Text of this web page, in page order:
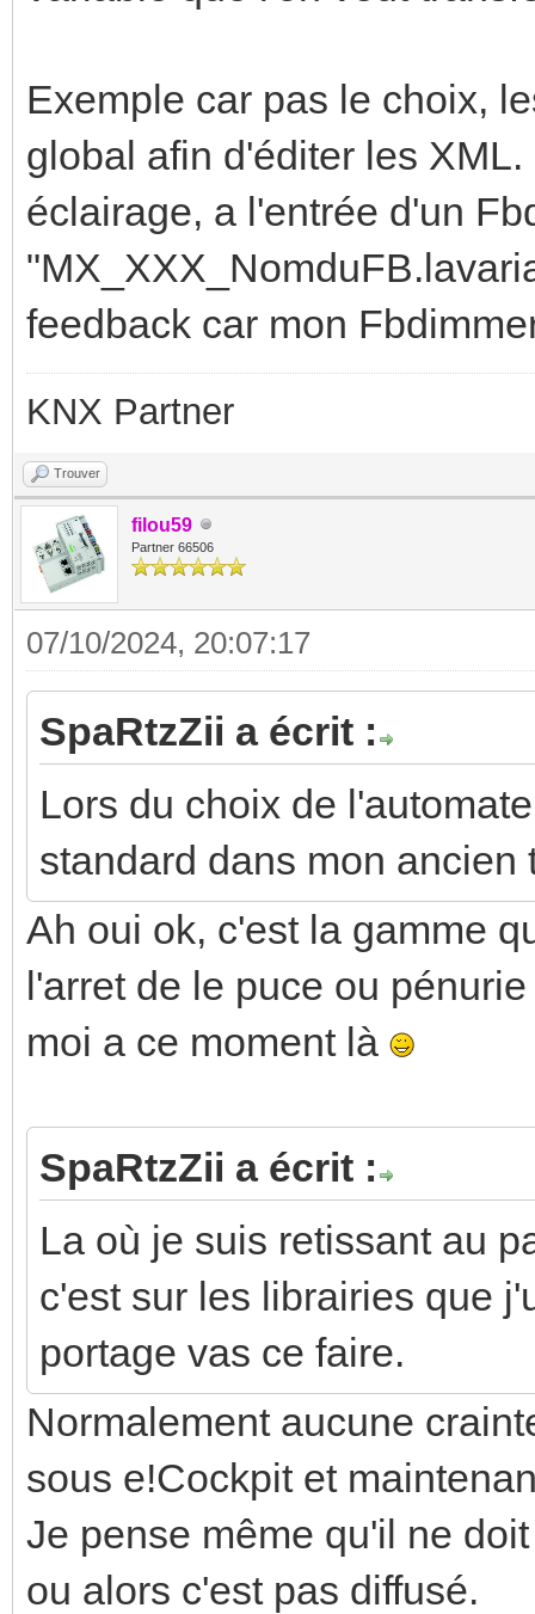
Exemple car pas le choix,
global afin d'éditer les
éclairage, a l'entrée d'un
feedback car mon
KNX Partner
Trouver
filou59
Partner 66506
07/10/2024, 20:07:17
SpaRtzZii a écrit :
Lors du choix de
standard dans mon ancien
Ah oui ok, c'est la gamme
l'arret de le puce ou
moi a ce moment là
SpaRtzZii a écrit :
La où je suis retissant au
c'est sur les librairies que
portage vas ce faire.
Normalement aucune
sous e!Cockpit et
Je pense même qu'il ne
ou alors c'est pas diffusé.